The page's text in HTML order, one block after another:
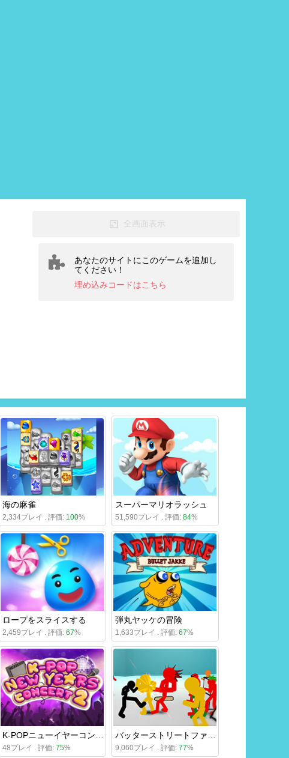
全画面表示
あなたのサイトにこのゲームを追加し
てください！
埋め込みコードはこちら
海の麻雀
2,334プレイ . 評価: 100%
スーパーマリオラッシュ
51,590プレイ . 評価: 84%
ロープをスライスする
2,459プレイ . 評価: 67%
弾丸ヤッケの冒険
1,633プレイ . 評価: 67%
48プレイ . 評価: 75% 9,060プレイ . 評価: 77%